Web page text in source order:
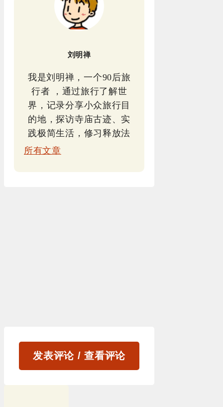
刘明禅
我是刘明禅，一个90后旅
行者 ，通过旅行了解世
界，记录分享小众旅行目
的地，探访寺庙古迹、实
践极简生活，修习释放法
所有文章
发表评论 / 查看评论